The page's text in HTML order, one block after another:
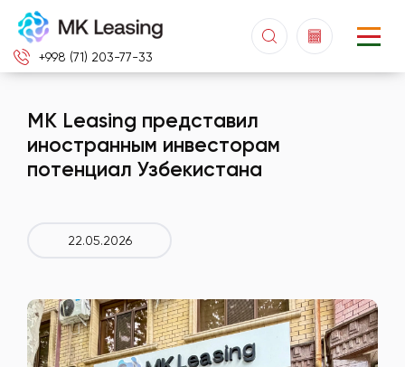
+998 (71) 203-77-33
MK Leasing представил
иностранным инвесторам
потенциал Узбекистана
22.05.2026